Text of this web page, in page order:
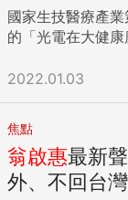
國家生技醫療產
的「光電在大健
2022.01.03
焦點
翁啟惠最新
外、不回台灣